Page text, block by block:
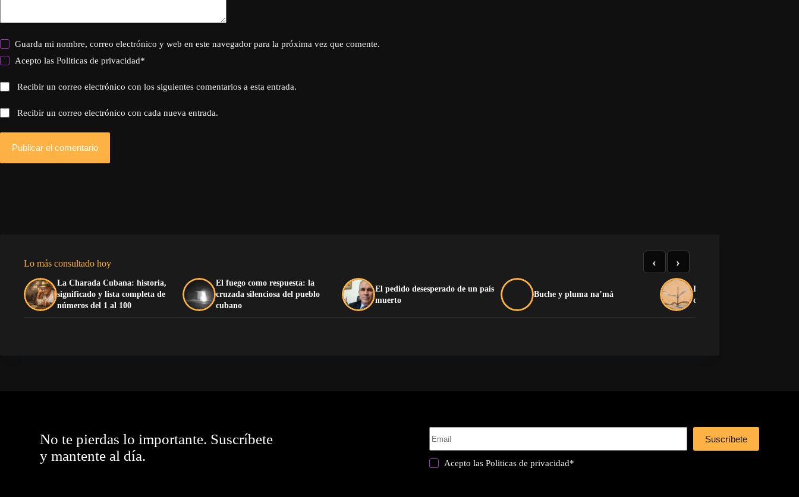
Guarda mi nombre, correo electrónico y web en este navegador para la próxima vez que comente.
Acepto lasPoliticas de privacidad*
Recibir un correo electrónico con los siguientes comentarios a esta entrada.
Recibir un correo electrónico con cada nueva entrada.
Publicar el comentario
Lo más consultado hoy
La Charada Cubana: historia,
significado y lista completa de
números del 1 al 100
El fuego como respuesta: la
cruzada silenciosa del pueblo
cubano
El pedido desesperado de un país
muerto
Buche y pluma na’má
La crítica que no devora: el
dilema de la oposición
‹ ›
No te pierdas lo importante. Suscríbete
y mantente al día.
Suscríbete
Acepto lasPoliticas de privacidad*